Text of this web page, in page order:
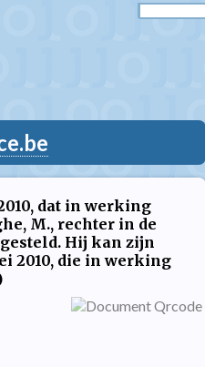
dat in werking
M., rechter in de
Hij kan zijn
2010, die in werking